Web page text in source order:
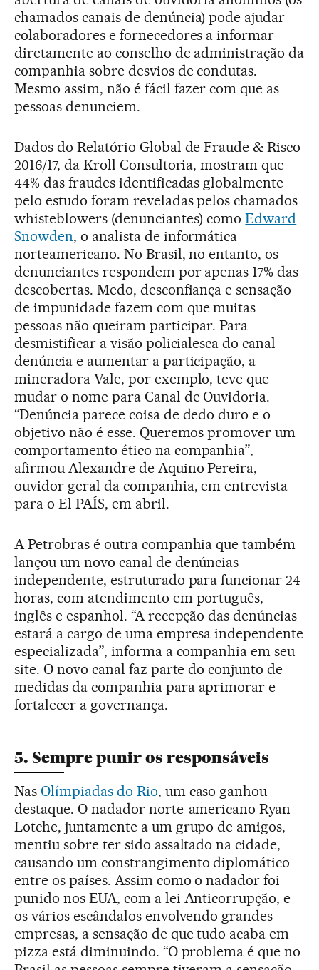
chamados canais de denúncia) pode ajudar
colaboradores e fornecedores a informar
diretamente ao conselho de administração da
companhia sobre desvios de condutas.
Mesmo assim, não é fácil fazer com que as
pessoas denunciem.
Dados do Relatório Global de Fraude & Risco
2016/17, da Kroll Consultoria, mostram que
44% das fraudes identificadas globalmente
pelo estudo foram reveladas pelos chamados
whisteblowers (denunciantes) comoEdward
Snowden, o analista de informática
norteamericano. No Brasil, no entanto, os
denunciantes respondem por apenas 17% das
descobertas. Medo, desconfiança e sensação
de impunidade fazem com que muitas
pessoas não queiram participar. Para
desmistificar a visão policialesca do canal
denúncia e aumentar a participação, a
mineradora Vale, por exemplo, teve que
mudar o nome para Canal de Ouvidoria.
“Denúncia parece coisa de dedo duro e o
objetivo não é esse. Queremos promover um
comportamento ético na companhia”,
afirmou Alexandre de Aquino Pereira,
ouvidor geral da companhia, em entrevista
para o El PAÍS, em abril.
A Petrobras é outra companhia que também
lançou um novo canal de denúncias
independente, estruturado para funcionar 24
horas, com atendimento em português,
inglês e espanhol. “A recepção das denúncias
estará a cargo de uma empresa independente
especializada”, informa a companhia em seu
site. O novo canal faz parte do conjunto de
medidas da companhia para aprimorar e
fortalecer a governança.
5. Sempre punir os responsáveis
Nas Olímpiadas do Rio, um caso ganhou
destaque. O nadador norte-americano Ryan
Lotche, juntamente a um grupo de amigos,
mentiu sobre ter sido assaltado na cidade,
causando um constrangimento diplomático
entre os países. Assim como o nadador foi
punido nos EUA, com a lei Anticorrupção, e
os vários escândalos envolvendo grandes
empresas, a sensação de que tudo acaba em
pizza está diminuindo. “O problema é que no